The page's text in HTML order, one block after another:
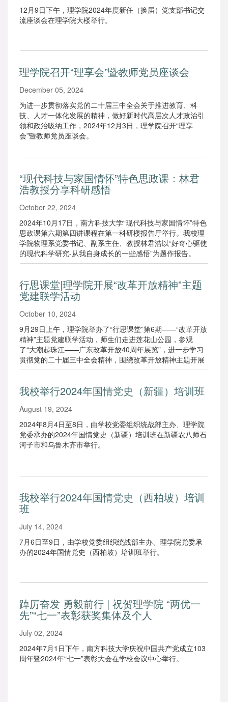
12月9日下午，理学院2024年度新任（换届）党支部书记交
流座谈会在理学院大楼举行。
理学院召开“理享会”暨教师党员座谈会
December 05, 2024
为进一步贯彻落实党的二十届三中全会关于推进教育、科
技、人才一体化发展的精神，做好新时代高层次人才政治引
领和政治吸纳工作，2024年12月3日，理学院召开“理享
会”暨教师党员座谈会。
“现代科技与家国情怀”特色思政课：林君
浩教授分享科研感悟
October 22, 2024
2024年10月17日，南方科技大学“现代科技与家国情怀”特色
思政课第六期第四讲课程在第一科研楼报告厅举行。我校理
学院物理系党委书记、副系主任、教授林君浩以“好奇心驱使
的现代科学研究-从我自身成长的一些感悟”为题作报告。
行思课堂|理学院开展“改革开放精神”主题
党建联学活动
October 10, 2024
9月29日上午，理学院举办了“行思课堂”第6期——“改革开放
精神”主题党建联学活动，师生们走进莲花山公园，参观
了“大潮起珠江——广东改革开放40周年展览”，进一步学习
贯彻党的二十届三中全会精神，围绕改革开放精神主题开展
现场学习。
我校举行2024年国情党史（新疆）培训班
August 19, 2024
2024年8月4日至8日，由学校党委组织统战部主办、理学院
党委承办的2024年国情党史（新疆）培训班在新疆农八师石
河子市和乌鲁木齐市举行。
我校举行2024年国情党史（西柏坡）培训
班
July 14, 2024
7月6日至9日，由学校党委组织统战部主办、理学院党委承
办的2024年国情党史（西柏坡）培训班举行。
踔厉奋发 勇毅前行 | 祝贺理学院 “两优一
先”“七一”表彰获奖集体及个人
July 02, 2024
2024年7月1日下午，南方科技大学庆祝中国共产党成立103
周年暨2024年“七一”表彰大会在学校会议中心举行。